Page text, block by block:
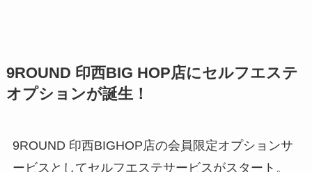
9ROUND 印西BIG HOP店にセルフエステ
オプションが誕生！
9ROUND 印西BIGHOP店の会員限定オプションサ
ービスとしてセルフエステサービスがスタート。